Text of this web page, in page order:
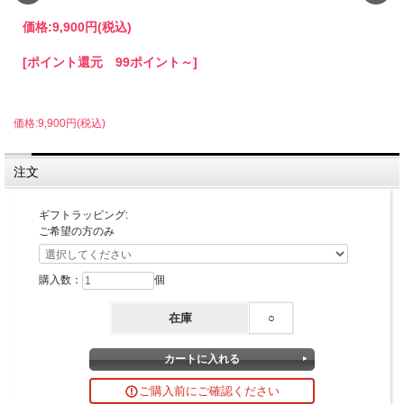
価格:9,900円(税込)
[ポイント還元 99ポイント～]
価格:9,900円(税込)
注文
ギフトラッピング:
ご希望の方のみ
購入数： 個
在庫 ○
ご購入前にご確認ください